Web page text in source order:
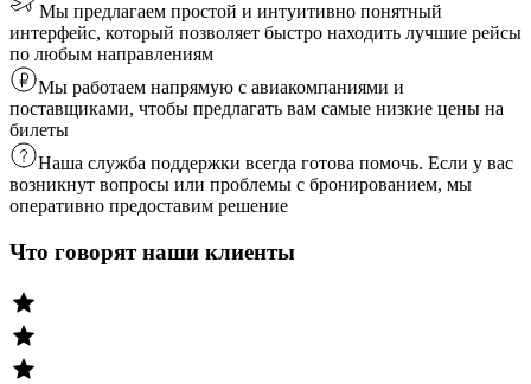
Мы предлагаем простой и интуитивно понятный
интерфейс, который позволяет быстро находить лучшие рейсы
по любым направлениям
Мы работаем напрямую с авиакомпаниями и
поставщиками, чтобы предлагать вам самые низкие цены на
билеты
Наша служба поддержки всегда готова помочь. Если у вас
возникнут вопросы или проблемы с бронированием, мы
оперативно предоставим решение
Что говорят наши клиенты